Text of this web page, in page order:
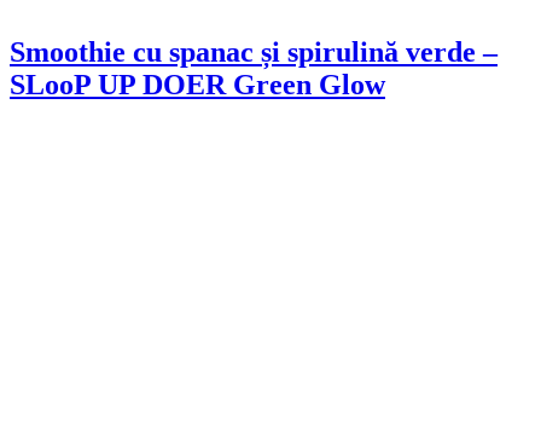
Smoothie cu spanac și spirulină verde –
SLooP UP DOER Green Glow